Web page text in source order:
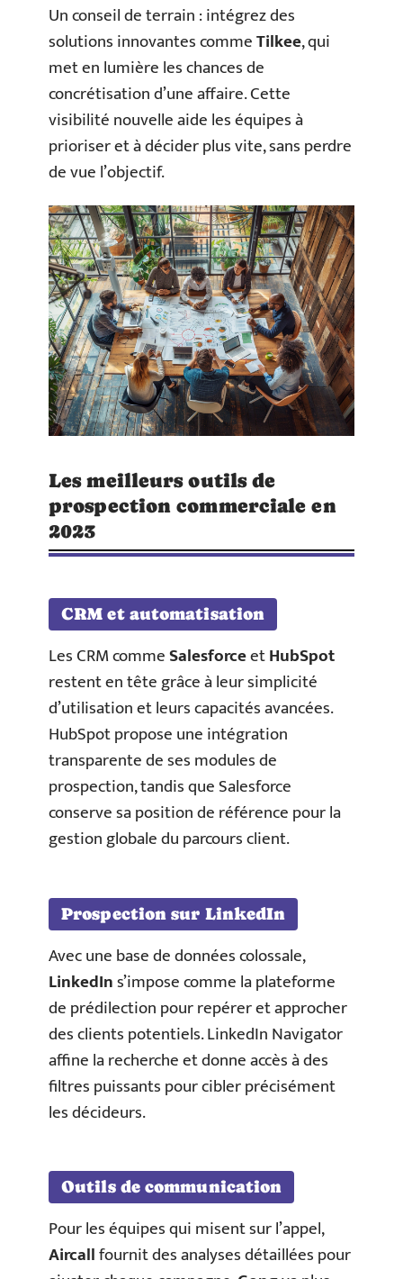
Un conseil de terrain : intégrez des
solutions innovantes commeTilkee, qui
met en lumière les chances de
concrétisation d’une affaire. Cette
visibilité nouvelle aide les équipes à
prioriser et à décider plus vite, sans perdre
de vue l’objectif.
Les meilleurs outils de
prospection commerciale en
2023
CRM et automatisation
Les CRM commeSalesforceetHubSpot
restent en tête grâce à leur simplicité
d’utilisation et leurs capacités avancées.
HubSpot propose une intégration
transparente de ses modules de
prospection, tandis que Salesforce
conserve sa position de référence pour la
gestion globale du parcours client.
Prospection sur LinkedIn
Avec une base de données colossale,
LinkedIns’impose comme la plateforme
de prédilection pour repérer et approcher
des clients potentiels. LinkedIn Navigator
affine la recherche et donne accès à des
filtres puissants pour cibler précisément
les décideurs.
Outils de communication
Pour les équipes qui misent sur l’appel,
Aircallfournit des analyses détaillées pour